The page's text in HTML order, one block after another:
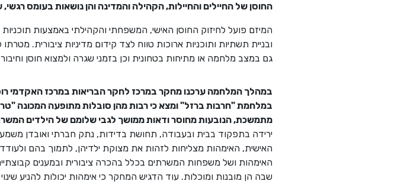
החוסן של החיילים והחיילות, הקהילה והמדינה והן נושאות בעומס
המיזם פועל לחיזוק החוסן האישי, המשפחתי והקהילתי באמצעות תוכניות
ובניית תשתיות ותוכניות ארוכות טווח לצד קידום מדיניות ציבורית.
גם במצב מלחמה או מתיחות בטחונית וכן בזמני שגרה ולמצוא חוסן
במהלך המלחמה ערכנו מחקר במרכז לחקר הבריאות במרכז האקדמי
במלחמת "חרבות ברזל" ומצא כי רבות מהן סובלות מתופעה המכונה
מתמשכת, הנובעות מחוסר ודאות ממושך לגבי שלומם של הילדים
ירידה בתפקוד בבית ובעבודה, תחושת בדידות, נתק חברתי ואובדן
האישית, האימהות מצליחות לזהות את מצוקת ילדיהן, לתמוך בהם
האימהות ושל משפחות המשרתים בכלל בהכרה ציבורית ובמענים
שבה הן מובנות ומוכלות. עוד הדגיש המחקר כי אימהות יכולות להניע